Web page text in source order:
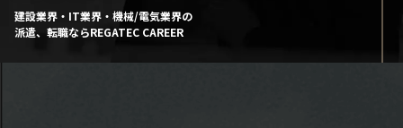
建設業界・IT業界・機械/電気業界の
派遣、転職ならREGATEC CAREER